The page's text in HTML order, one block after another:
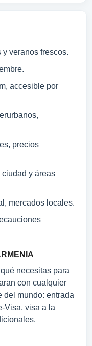
veranos frescos.
accesible por
precios
y áreas
mercados locales.
necesitas para
con cualquier
del mundo: entrada
Visa, visa a la